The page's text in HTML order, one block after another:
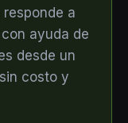
a
ayuda de
desde un
costo y